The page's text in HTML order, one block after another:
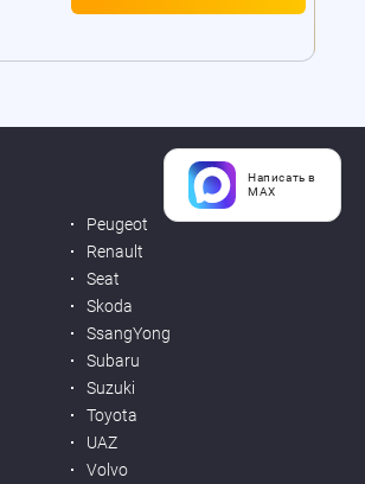
Peugeot
Renault
Seat
Skoda
SsangYong
Subaru
Suzuki
Toyota
UAZ
Volvo
Написать в
MAX